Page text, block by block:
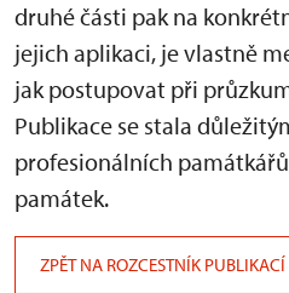
druhé části pak na
jejich aplikaci, je vlastně
jak postupovat při
Publikace se stala
profesionálních
památek.
ZPĚT NA ROZCESTNÍK PUBLIKACÍ